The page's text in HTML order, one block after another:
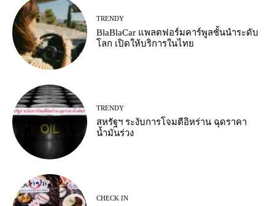
TRENDY
BlaBlaCar แพลตฟอร์มคาร์พูลชั้นนำระดับ
โลก เปิดให้บริการในไทย
TRENDY
สหรัฐฯ ระงับการโจมตีอิหร่าน ฉุดราคา
น้ำมันร่วง
CHECK IN